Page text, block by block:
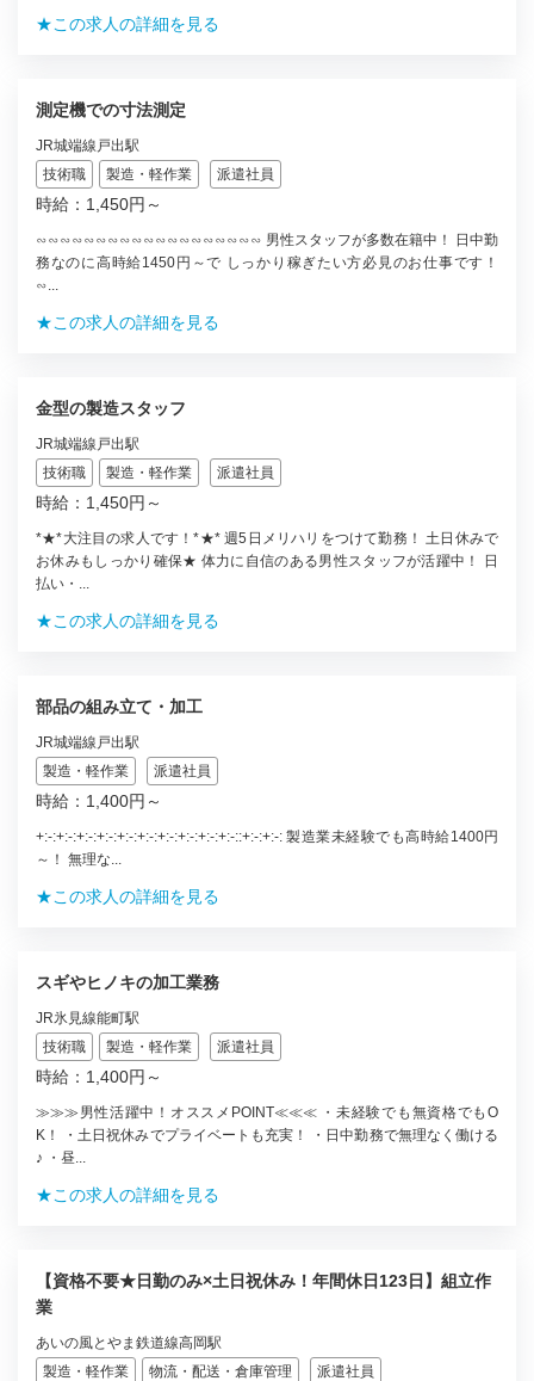
★この求人の詳細を見る
測定機での寸法測定
JR城端線戸出駅
技術職
製造・軽作業 派遣社員
時給：1,450円～
∽∽∽∽∽∽∽∽∽∽∽∽∽∽∽∽∽∽∽ 男性スタッフが多数在籍中！ 日中勤
務なのに高時給1450円～で しっかり稼ぎたい方必見のお仕事です！
∽...
★この求人の詳細を見る
金型の製造スタッフ
JR城端線戸出駅
技術職
製造・軽作業 派遣社員
時給：1,450円～
*★*大注目の求人です！*★* 週5日メリハリをつけて勤務！ 土日休みで
お休みもしっかり確保★ 体力に自信のある男性スタッフが活躍中！ 日
払い・...
★この求人の詳細を見る
部品の組み立て・加工
JR城端線戸出駅
製造・軽作業
派遣社員
時給：1,400円～
+:-:+:-:+:-:+:-:+:-:+:-:+:-:+:-:+:-:+:-::+:-:+:-: 製造業未経験でも高時給1400円
～！ 無理な...
★この求人の詳細を見る
スギやヒノキの加工業務
JR氷見線能町駅
技術職
製造・軽作業 派遣社員
時給：1,400円～
≫≫≫男性活躍中！オススメPOINT≪≪≪ ・未経験でも無資格でもO
K！ ・土日祝休みでプライベートも充実！ ・日中勤務で無理なく働ける
♪ ・昼...
★この求人の詳細を見る
【資格不要★日勤のみ×土日祝休み！年間休日123日】組立作
業
あいの風とやま鉄道線高岡駅
製造・軽作業
物流・配送・倉庫管理 派遣社員